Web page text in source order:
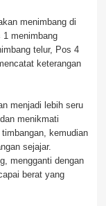
menimbang di
1 menimbang
telur, Pos 4
keterangan
menjadi lebih seru
menikmati
kemudian
sejajar.
mengganti dengan
berat yang